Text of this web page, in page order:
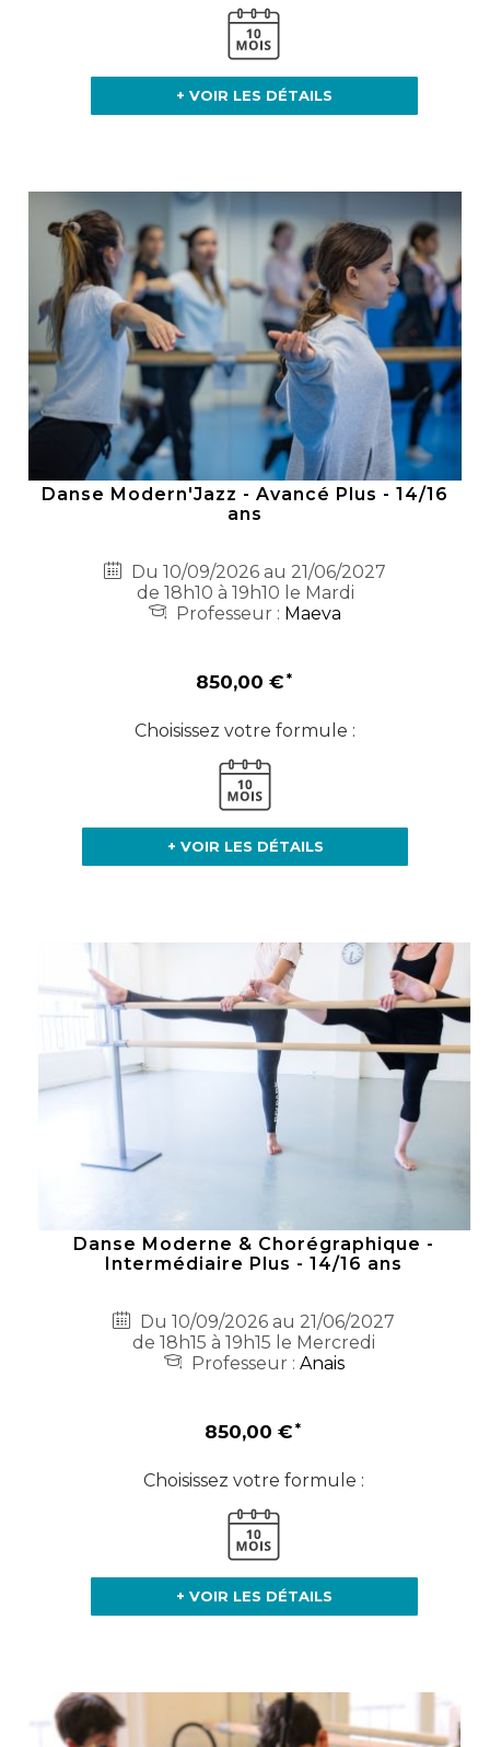
+ VOIR LES DÉTAILS
Danse Modern'Jazz - Avancé Plus - 14/16
ans
Du 10/09/2026 au 21/06/2027
de 18h10 à 19h10 le Mardi
Professeur : Maeva
850,00 €
Choisissez votre formule :
+ VOIR LES DÉTAILS
Danse Moderne & Chorégraphique -
Intermédiaire Plus - 14/16 ans
Du 10/09/2026 au 21/06/2027
de 18h15 à 19h15 le Mercredi
Professeur : Anais
850,00 €
Choisissez votre formule :
+ VOIR LES DÉTAILS